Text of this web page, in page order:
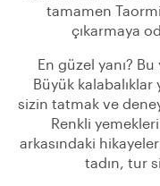
tamamen
çıkarmaya
En güzel yanı?
Büyük
sizin tatmak ve
Renkli
arkasındaki
tadın, tur